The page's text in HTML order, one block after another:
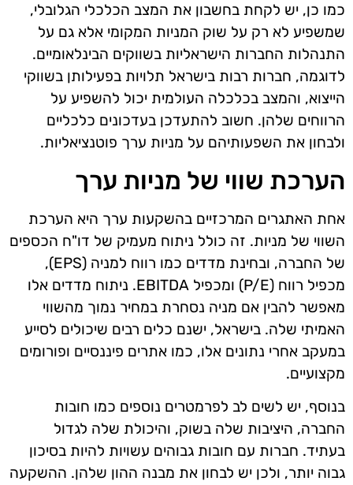
כמו כן, יש לקחת בחשבון את המצב הכלכלי הגלובלי,
שמשפיע לא רק על שוק המניות המקומי אלא גם על
התנהלות החברות הישראליות בשווקים הבינלאומיים.
לדוגמה, חברות רבות בישראל תלויות בפעילותן בשווקי
הייצוא, והמצב בכלכלה העולמית יכול להשפיע על
הרווחים שלהן. חשוב להתעדכן בעדכונים כלכליים
ולבחון את השפעותיהם על מניות ערך פוטנציאליות.
הערכת שווי של מניות ערך
אחת האתגרים המרכזיים בהשקעות ערך היא הערכת
השווי של מניות. זה כולל ניתוח מעמיק של דו"ח הכספים
של החברה, ובחינת מדדים כמו רווח למניה (EPS),
מכפיל רווח (P/E) ומכפיל EBITDA. ניתוח מדדים אלו
מאפשר להבין אם מניה נסחרת במחיר נמוך מהשווי
האמיתי שלה. בישראל, ישנם כלים רבים שיכולים לסייע
במעקב אחרי נתונים אלו, כמו אתרים פיננסיים ופורומים
מקצועיים.
בנוסף, יש לשים לב לפרמטרים נוספים כמו חובות
החברה, היציבות שלה בשוק, והיכולת שלה לגדול
בעתיד. חברות עם חובות גבוהים עשויות להיות בסיכון
גבוה יותר, ולכן יש לבחון את מבנה ההון שלהן. ההשקעה